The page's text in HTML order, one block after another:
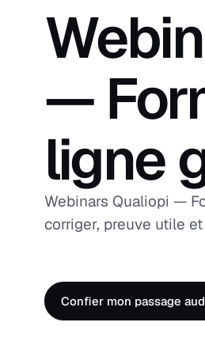
—
ligne
Webinars Qualiopi —
corriger, preuve utile
Confier mon passage